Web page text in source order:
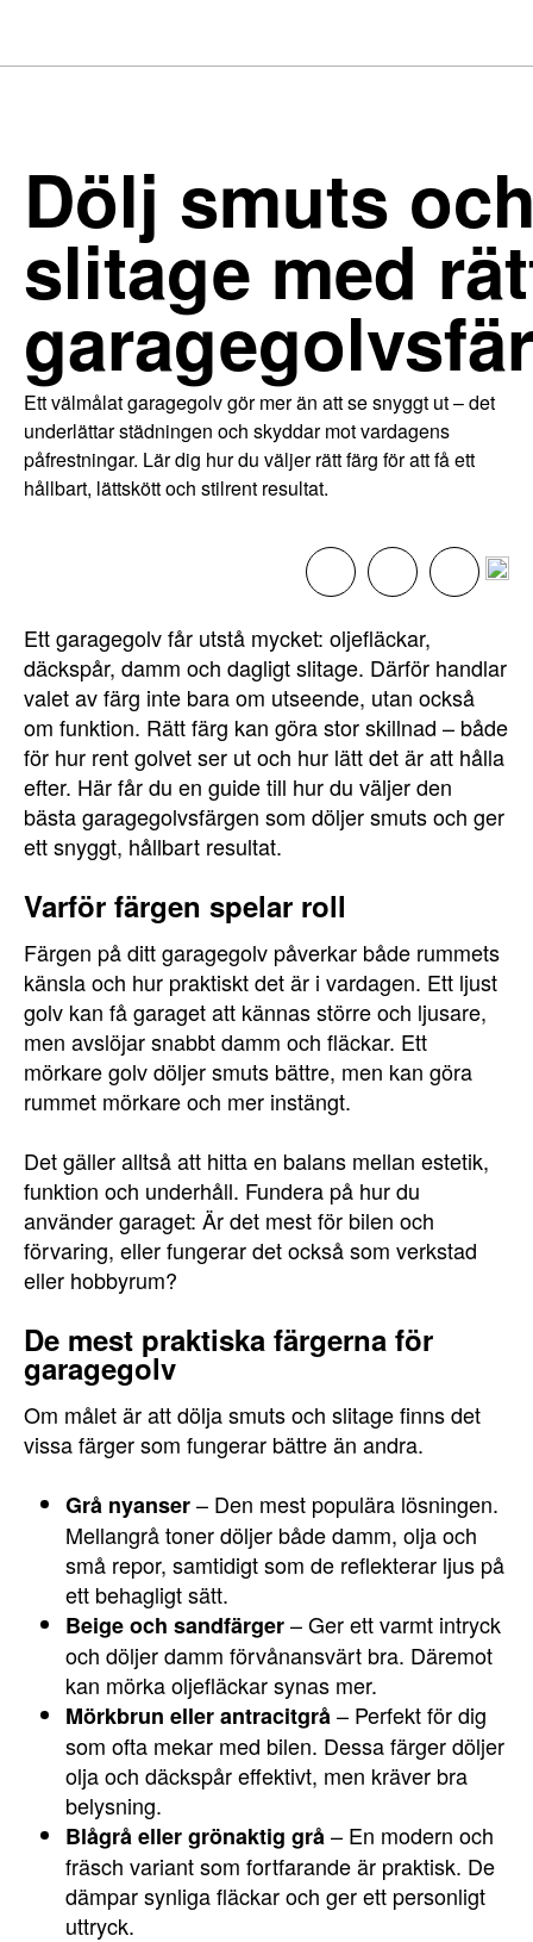
Dölj smuts
slitage med
Ett välmålat garagegolv gör mer än att se snyggt ut – det
underlättar städningen och skyddar mot vardagens
påfrestningar. Lär dig hur du väljer rätt färg för att få ett
hållbart, lättskött och stilrent resultat.
Ett garagegolv får utstå mycket: oljefläckar,
däckspår, damm och dagligt slitage. Därför handlar
valet av färg inte bara om utseende, utan också
om funktion. Rätt färg kan göra stor skillnad – både
för hur rent golvet ser ut och hur lätt det är att hålla
efter. Här får du en guide till hur du väljer den
bästa garagegolvsfärgen som döljer smuts och ger
ett snyggt, hållbart resultat.
Varför färgen spelar roll
Färgen på ditt garagegolv påverkar både rummets
känsla och hur praktiskt det är i vardagen. Ett ljust
golv kan få garaget att kännas större och ljusare,
men avslöjar snabbt damm och fläckar. Ett
mörkare golv döljer smuts bättre, men kan göra
rummet mörkare och mer instängt.
Det gäller alltså att hitta en balans mellan estetik,
funktion och underhåll. Fundera på hur du
använder garaget: Är det mest för bilen och
förvaring, eller fungerar det också som verkstad
eller hobbyrum?
De mest praktiska färgerna för
garagegolv
Om målet är att dölja smuts och slitage finns det
vissa färger som fungerar bättre än andra.
Grå nyanser– Den mest populära lösningen.
Mellangrå toner döljer både damm, olja och
små repor, samtidigt som de reflekterar ljus på
ett behagligt sätt.
Beige och sandfärger– Ger ett varmt intryck
och döljer damm förvånansvärt bra. Däremot
kan mörka oljefläckar synas mer.
Mörkbrun eller antracitgrå– Perfekt för dig
som ofta mekar med bilen. Dessa färger döljer
olja och däckspår effektivt, men kräver bra
belysning.
Blågrå eller grönaktig grå– En modern och
fräsch variant som fortfarande är praktisk. De
dämpar synliga fläckar och ger ett personligt
uttryck.